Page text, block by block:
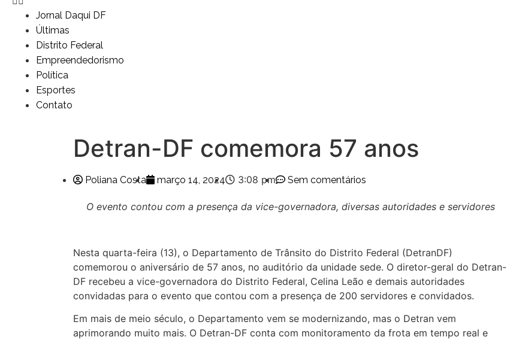
Jornal Daqui DF
Últimas
Distrito Federal
Empreendedorismo
Política
Esportes
Contato
Detran-DF comemora 57 anos
Poliana Costa março 14, 2024 3:08 pm Sem comentários
O evento contou com a presença da vice-governadora, diversas autoridades e servidores
Nesta quarta-feira (13), o Departamento de Trânsito do Distrito Federal (DetranDF)
comemorou o aniversário de 57 anos, no auditório da unidade sede. O diretor-geral do Detran-
DF recebeu a vice-governadora do Distrito Federal, Celina Leão e demais autoridades
convidadas para o evento que contou com a presença de 200 servidores e convidados.
Em mais de meio século, o Departamento vem se modernizando, mas o Detran vem
aprimorando muito mais. O Detran-DF conta com monitoramento da frota em tempo real e